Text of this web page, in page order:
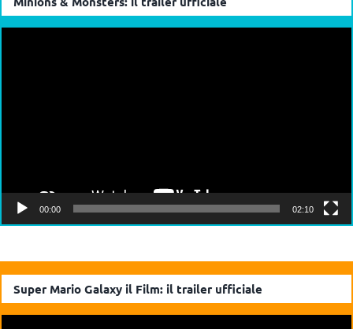
Minions & Monsters: il trailer ufficiale
Super Mario Galaxy il Film: il trailer ufficiale